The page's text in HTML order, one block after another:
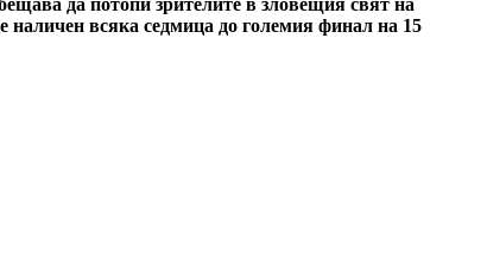
всяка седмица до големия финал на 15